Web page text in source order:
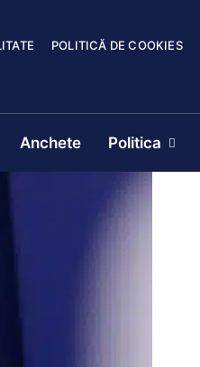
POLITICĂ DE COOKIES
Anchete Politica